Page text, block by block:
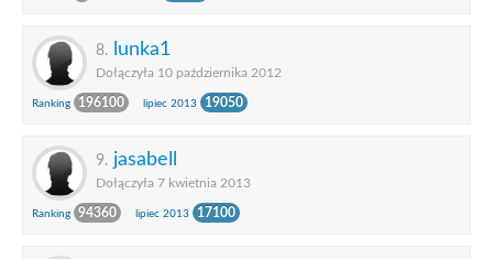
8. lunka1
Dołączyła 10 października 2012
Ranking 196100 lipiec 2013 19050
9. jasabell
Dołączyła 7 kwietnia 2013
Ranking 94360 lipiec 2013 17100